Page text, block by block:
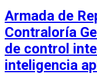
Armada de
Contraloría
de control
inteligencia